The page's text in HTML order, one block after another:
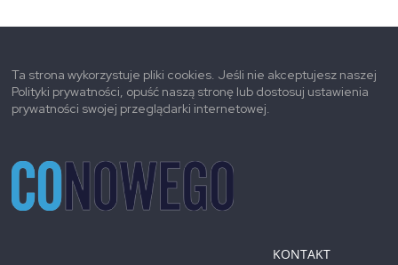
Ta strona wykorzystuje pliki cookies. Jeśli nie akceptujesz naszej
Polityki prywatności, opuść naszą stronę lub dostosuj ustawienia
prywatności swojej przeglądarki internetowej.
KONTAKT